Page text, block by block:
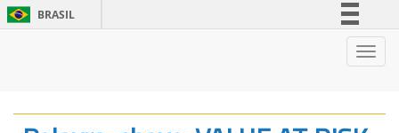
BRASIL